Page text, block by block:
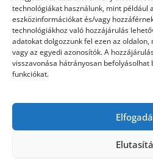
technológiákat használunk, mint például
eszközinformációkat és/vagy
technológiákhoz való hozzájárulás
adatokat dolgozzunk fel ezen az
vagy az egyedi azonosítók. A
visszavonása hátrányosan befolyásolhat
funkciókat.
Kategóriák
Egyéb kategória
Szolgáltatás
Szórakozás
Webáruház